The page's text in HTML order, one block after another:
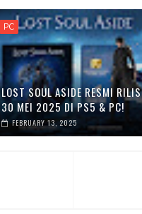
PC
LOST SOUL ASIDE RESMI RILIS
30 MEI 2025 DI PS5 & PC!
FEBRUARY 13, 2025